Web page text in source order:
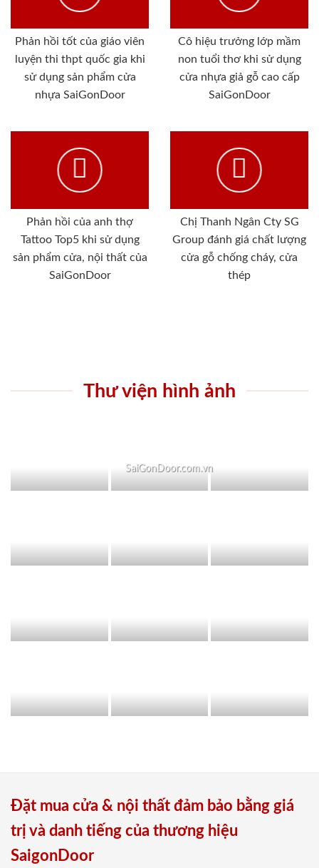
Phản hồi tốt của giáo viên
luyện thi thpt quốc gia khi
sử dụng sản phẩm cửa
nhựa SaiGonDoor
Cô hiệu trưởng lớp mầm
non tuổi thơ khi sử dụng
cửa nhựa giả gỗ cao cấp
SaiGonDoor
Phản hồi của anh thợ
Tattoo Top5 khi sử dụng
sản phẩm cửa, nội thất của
SaiGonDoor
Chị Thanh Ngân Cty SG
Group đánh giá chất lượng
cửa gỗ chống cháy, cửa
thép
Thư viện hình ảnh
SaiGonDoor.com.vn
Đặt mua cửa & nội thất đảm bảo bằng giá
trị và danh tiếng của thương hiệu
SaigonDoor